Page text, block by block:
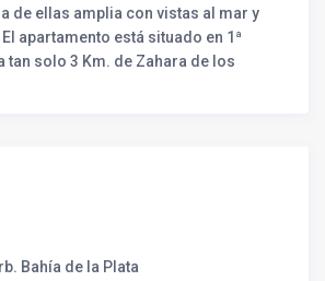
de ellas amplia con vistas al mar y
apartamento está situado en 1ª
tan solo 3 Km. de Zahara de los
Bahía de la Plata